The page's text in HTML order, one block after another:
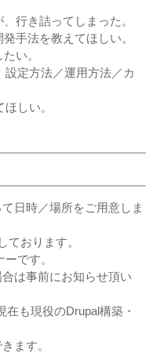
行き詰ってしまった。
手法を教えてほしい。
い。
定方法／運用方法／カ
しい。
日時／場所をご用意しま
ております。
です。
は事前にお知らせ頂い
も現役のDrupal構築・
ます。